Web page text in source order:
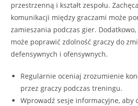
przestrzenną i kształt zespołu.
komunikacji między graczami może
zamieszania podczas gier.
może poprawić zdolność graczy do
defensywnych i ofensywnych.
Regularnie oceniaj zrozumienie
przez graczy podczas treningu.
Wprowadź sesje informacyjne, aby